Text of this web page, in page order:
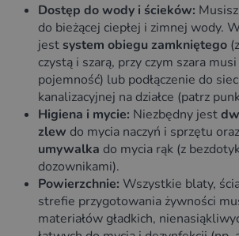
Dostęp do wody i ścieków:
do bieżącej ciepłej i zimnej wody.
jestsystem obiegu zamkniętego
czystą i szarą, przy czym szara
pojemność) lub podłączenie do
kanalizacyjnej na działce (patrz
Higiena i mycie: Niezbędny jest
zlew do mycia naczyń i sprzętu oraz
umywalka do mycia rąk (z
dozownikami).
Powierzchnie: Wszystkie blaty,
strefie przygotowania żywności
materiałów gładkich,